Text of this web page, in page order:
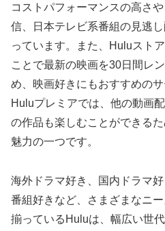
コストパフォーマンスの高さ
信、日本テレビ系番組の見逃
っています。また、Huluスト
ことで最新の映画を30日間レ
め、映画好きにもおすすめのサ
Huluプレミアでは、他の動画
の作品も楽しむことができる
魅力の一つです。
海外ドラマ好き、国内ドラマ
番組好きなど、さまざまなニ
揃っているHuluは、幅広い世